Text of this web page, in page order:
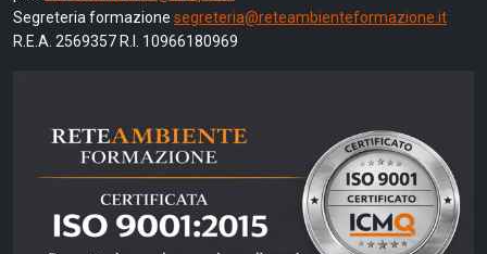
Segreteria formazione segreteria@reteambienteformazione.it
R.E.A. 2569357 R.I. 10966180969